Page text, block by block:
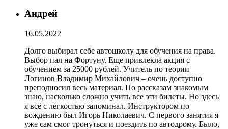
Андрей
16.05.2022
Долго выбирал себе автошколу для обучения на права.
Выбор пал на Фортуну. Еще привлекла акция с
обучением за 25000 рублей. Учитель по теории –
Логинов Владимир Михайлович – очень доступно
преподносил весь материал. По рассказам знакомым
знаю, насколько сложно учить все эти билеты. Но здесь
я всё с легкостью запоминал. Инструктором по
вождению был Игорь Николаевич. С первого занятия я
уже сам смог тронуться и поездить по автодрому. Было,